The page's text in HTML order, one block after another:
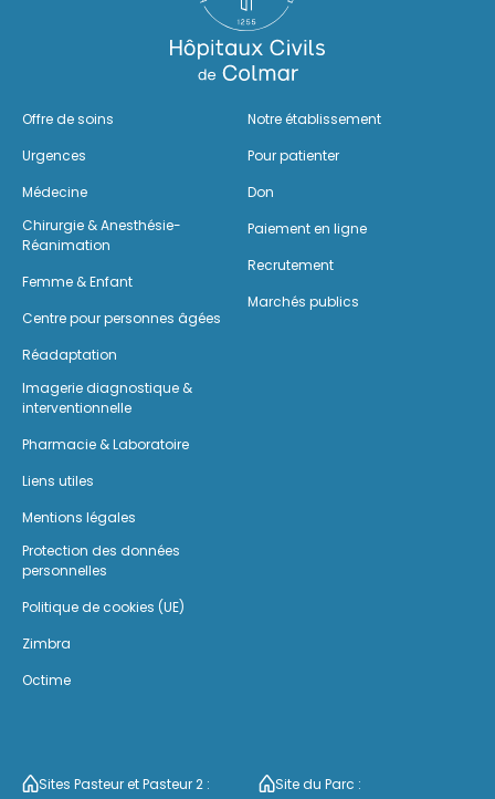
Offre de soins
Urgences
Médecine
Chirurgie & Anesthésie-
Réanimation
Femme & Enfant
Centre pour personnes âgées
Réadaptation
Imagerie diagnostique &
interventionnelle
Pharmacie & Laboratoire
Notre établissement
Pour patienter
Don
Paiement en ligne
Recrutement
Marchés publics
Liens utiles
Mentions légales
Protection des données
personnelles
Politique de cookies (UE)
Zimbra
Octime
Sites Pasteur et Pasteur 2 : Site du Parc :